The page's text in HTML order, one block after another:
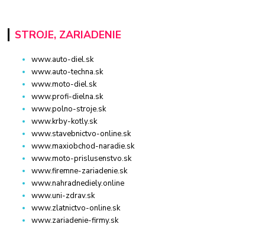
STROJE, ZARIADENIE
www.auto-diel.sk
www.auto-techna.sk
www.moto-diel.sk
www.profi-dielna.sk
www.polno-stroje.sk
www.krby-kotly.sk
www.stavebnictvo-online.sk
www.maxiobchod-naradie.sk
www.moto-prislusenstvo.sk
www.firemne-zariadenie.sk
www.nahradnediely.online
www.uni-zdrav.sk
www.zlatnictvo-online.sk
www.zariadenie-firmy.sk